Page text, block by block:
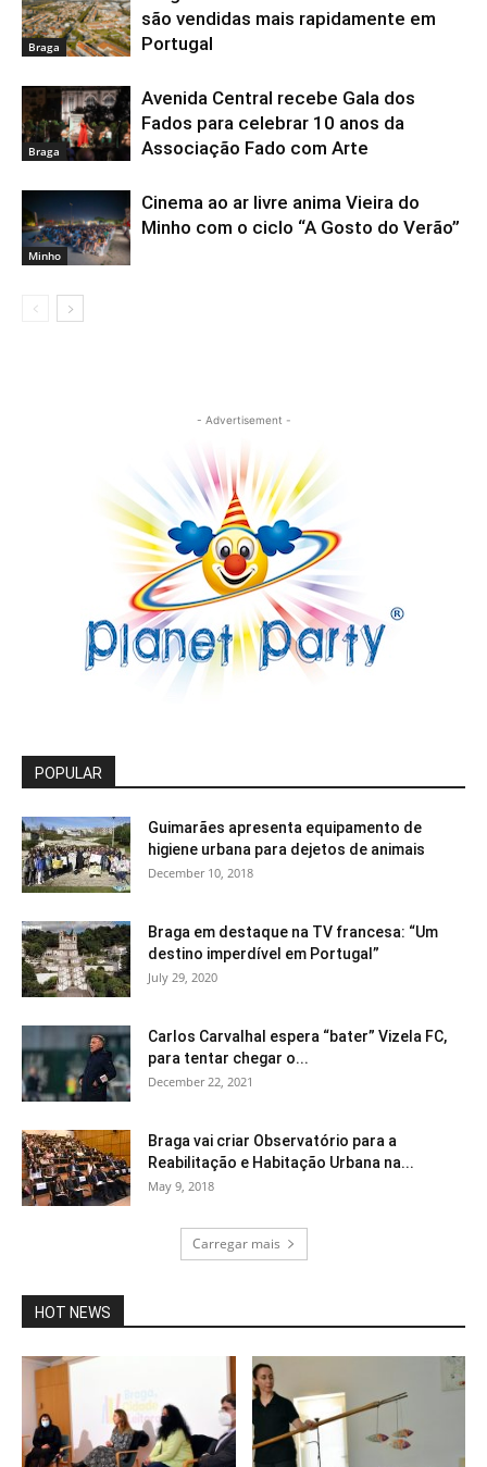
Braga
são vendidas mais rapidamente em
Portugal
Braga
Avenida Central recebe Gala dos
Fados para celebrar 10 anos da
Associação Fado com Arte
Minho
Cinema ao ar livre anima Vieira do
Minho com o ciclo “A Gosto do Verão”
- Advertisement -
POPULAR
Guimarães apresenta equipamento de
higiene urbana para dejetos de animais
December 10, 2018
Braga em destaque na TV francesa: “Um
destino imperdível em Portugal”
July 29, 2020
Carlos Carvalhal espera “bater” Vizela FC,
para tentar chegar o...
December 22, 2021
Braga vai criar Observatório para a
Reabilitação e Habitação Urbana na...
May 9, 2018
Carregar mais
HOT NEWS